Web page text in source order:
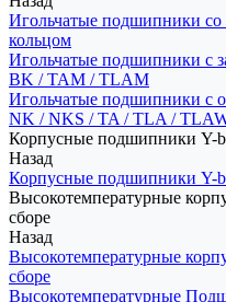
Игольчатые подшипники
кольцом
Игольчатые подшипники с
BK / TAM / TLAM
Игольчатые подшипники с
NK / NKS / TA / TLA /
Корпусные подшипники Y-
Назад
Корпусные подшипники Y-
Высокотемпературные
сборе
Назад
Высокотемпературные
сборе
Высокотемпературные